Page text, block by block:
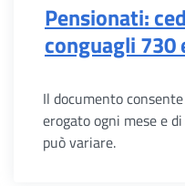
Pensionati:
conguagli
Il documento
erogato ogni mese e
può variare.